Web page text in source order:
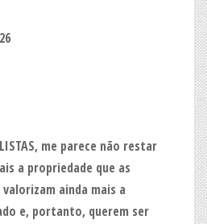
me parece não restar
a propriedade que as
valorizam ainda mais a
e, portanto, querem ser